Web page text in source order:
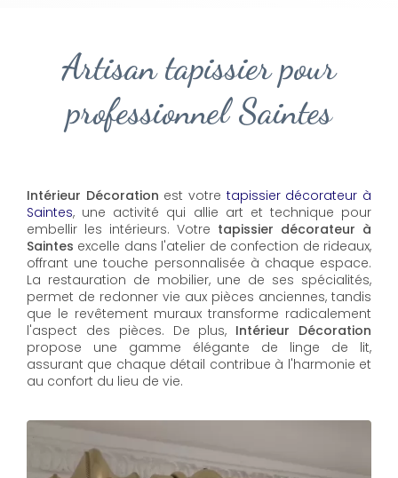
Artisan tapissier pour
professionnel Saintes
Intérieur Décoration est votre tapissier décorateur à
Saintes, une activité qui allie art et technique pour
embellir les intérieurs. Votre tapissier décorateur à
Saintes excelle dans l'atelier de confection de rideaux,
offrant une touche personnalisée à chaque espace.
La restauration de mobilier, une de ses spécialités,
permet de redonner vie aux pièces anciennes, tandis
que le revêtement muraux transforme radicalement
l'aspect des pièces. De plus, Intérieur Décoration
propose une gamme élégante de linge de lit,
assurant que chaque détail contribue à l'harmonie et
au confort du lieu de vie.